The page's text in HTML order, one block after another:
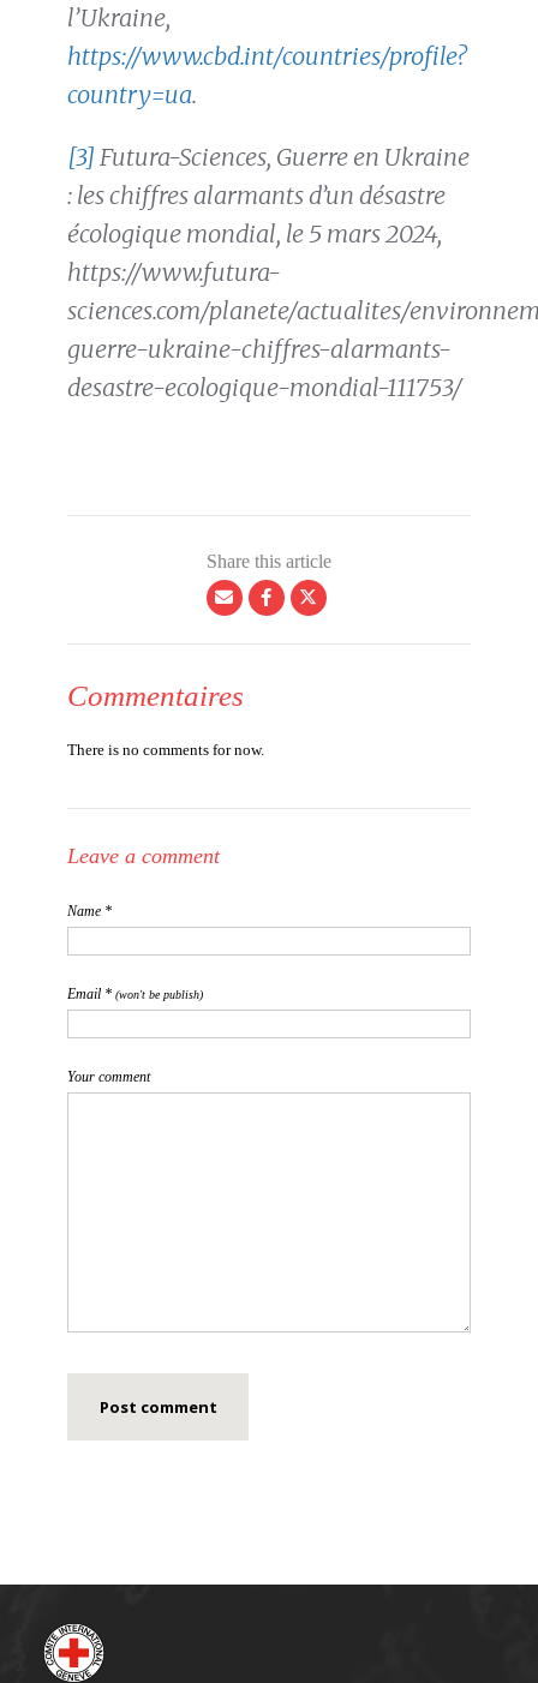
l’Ukraine,
https://www.cbd.int/countries/profile?
country=ua.
[3] Futura-Sciences, Guerre en Ukraine
: les chiffres alarmants d’un désastre
écologique mondial, le 5 mars 2024,
https://www.futura-
sciences.com/planete/actualites/
guerre-ukraine-chiffres-alarmants-
desastre-ecologique-mondial-111753/
Share this article
Commentaires
There is no comments for now.
Leave a comment
Name *
Email * (won't be publish)
Your comment